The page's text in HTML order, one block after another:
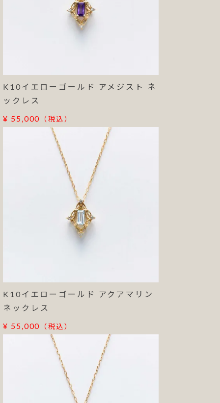
K10イエローゴールド アメジスト ネ
ックレス
¥ 55,000 （税込）
K10イエローゴールド アクアマリン
ネックレス
¥ 55,000 （税込）